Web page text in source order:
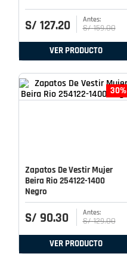
S/ 127.20 S/ 159.00
VER PRODUCTO
30%
Zapatos De Vestir Mujer
Beira Rio 254122-1400
Negro
S/ 90.30 S/ 129.00
VER PRODUCTO